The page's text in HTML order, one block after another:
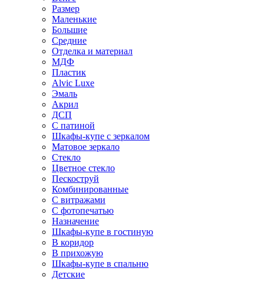
Размер
Маленькие
Большие
Средние
Отделка и материал
МДФ
Пластик
Alvic Luxe
Эмаль
Акрил
ДСП
С патиной
Шкафы-купе с зеркалом
Матовое зеркало
Стекло
Цветное стекло
Пескоструй
Комбинированные
С витражами
С фотопечатью
Назначение
Шкафы-купе в гостиную
В коридор
В прихожую
Шкафы-купе в спальню
Детские